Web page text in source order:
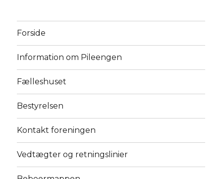
Forside
Information om Pileengen
Fælleshuset
Bestyrelsen
Kontakt foreningen
Vedtægter og retningslinier